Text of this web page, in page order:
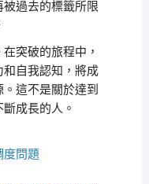
過去的標籤所限
突破的旅程中，
自我認知，將成
這不是關於達到
成長的人。
度問題